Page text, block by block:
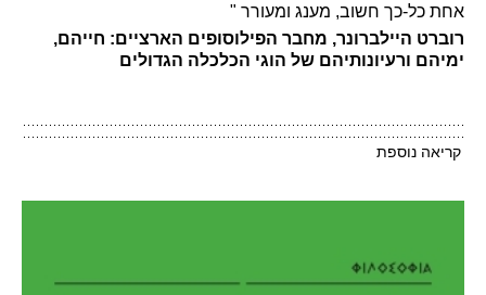
אחת כל-כך חשוב, מענג ומעורר "
רוברט היילברונר, מחבר הפילוסופים הארציים: חייהם,
ימיהם ורעיונותיהם של הוגי הכלכלה הגדולים
קריאה נוספת